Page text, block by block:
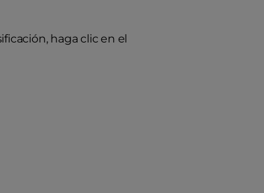
haga clic en el